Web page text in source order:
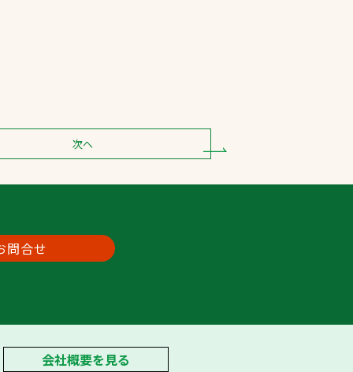
次へ
問合せ
会社概要を見る